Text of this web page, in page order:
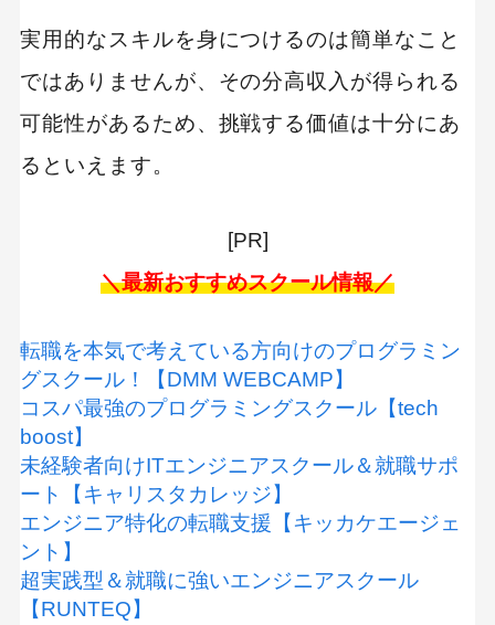
実用的なスキルを身につけるのは簡単なこと
ではありませんが、その分高収入が得られる
可能性があるため、挑戦する価値は十分にあ
るといえます。
[PR]
＼最新おすすめスクール情報／
転職を本気で考えている方向けのプログラミン
グスクール！【DMM WEBCAMP】
コスパ最強のプログラミングスクール【tech
boost】
未経験者向けITエンジニアスクール＆就職サポ
ート【キャリスタカレッジ】
エンジニア特化の転職支援【キッカケエージェ
ント】
超実践型＆就職に強いエンジニアスクール
【RUNTEQ】